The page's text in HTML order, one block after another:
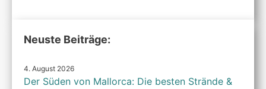
Neuste Beiträge:
4. August 2026
Der Süden von Mallorca: Die besten Strände &